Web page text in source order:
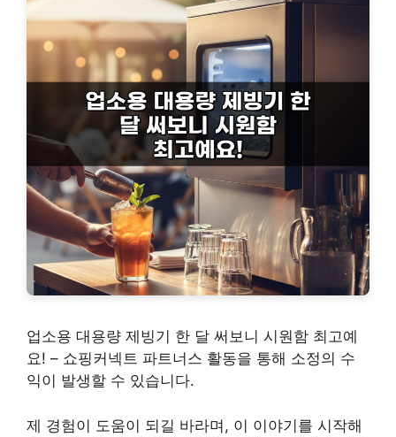
업소용 대용량 제빙기 한 달 써보니 시원함 최고예
요! – 쇼핑커넥트 파트너스 활동을 통해 소정의 수
익이 발생할 수 있습니다.
제 경험이 도움이 되길 바라며, 이 이야기를 시작해